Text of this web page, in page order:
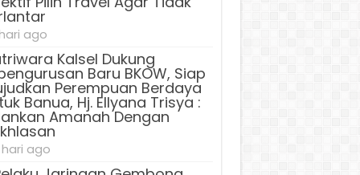
ago
Kalsel Dukung
Baru BKOW, Siap
Perempuan Berdaya
Banua, Hj. Ellyana Trisya :
Amanah Dengan
hari ago